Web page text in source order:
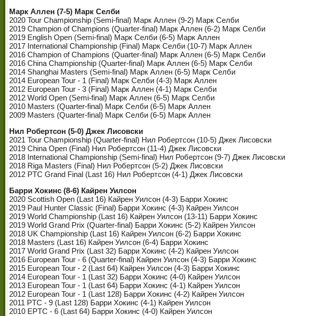
Марк Аллен (7-5) Марк Селби
2020 Tour Championship (Semi-final) Марк Аллен (9-2) Марк Селби
2019 Champion of Champions (Quarter-final) Марк Аллен (6-2) Марк Селби
2019 English Open (Semi-final) Марк Селби (6-5) Марк Аллен
2017 International Championship (Final) Марк Селби (10-7) Марк Аллен
2016 Champion of Champions (Quarter-final) Марк Аллен (6-5) Марк Селби
2016 China Championship (Quarter-final) Марк Аллен (6-5) Марк Селби
2014 Shanghai Masters (Semi-final) Марк Аллен (6-5) Марк Селби
2014 European Tour - 1 (Final) Марк Селби (4-3) Марк Аллен
2012 European Tour - 3 (Final) Марк Аллен (4-1) Марк Селби
2012 World Open (Semi-final) Марк Аллен (6-5) Марк Селби
2010 Masters (Quarter-final) Марк Селби (6-5) Марк Аллен
2009 Masters (Quarter-final) Марк Селби (6-5) Марк Аллен
Нил Робертсон (5-0) Джек Лисовски
2021 Tour Championship (Quarter-final) Нил Робертсон (10-5) Джек Лисовски
2019 China Open (Final) Нил Робертсон (11-4) Джек Лисовски
2018 International Championship (Semi-final) Нил Робертсон (9-7) Джек Лисовски
2018 Riga Masters (Final) Нил Робертсон (5-2) Джек Лисовски
2012 PTC Grand Final (Last 16) Нил Робертсон (4-1) Джек Лисовски
Барри Хокинс (8-6) Кайрен Уилсон
2020 Scottish Open (Last 16) Кайрен Уилсон (4-3) Барри Хокинс
2019 Paul Hunter Classic (Final) Барри Хокинс (4-3) Кайрен Уилсон
2019 World Championship (Last 16) Кайрен Уилсон (13-11) Барри Хокинс
2019 World Grand Prix (Quarter-final) Барри Хокинс (5-2) Кайрен Уилсон
2018 UK Championship (Last 16) Кайрен Уилсон (6-2) Барри Хокинс
2018 Masters (Last 16) Кайрен Уилсон (6-4) Барри Хокинс
2017 World Grand Prix (Last 32) Барри Хокинс (4-2) Кайрен Уилсон
2016 European Tour - 6 (Quarter-final) Кайрен Уилсон (4-3) Барри Хокинс
2015 European Tour - 2 (Last 64) Кайрен Уилсон (4-3) Барри Хокинс
2014 European Tour - 1 (Last 32) Барри Хокинс (4-0) Кайрен Уилсон
2013 European Tour - 1 (Last 64) Барри Хокинс (4-1) Кайрен Уилсон
2012 European Tour - 1 (Last 128) Барри Хокинс (4-2) Кайрен Уилсон
2011 PTC - 9 (Last 128) Барри Хокинс (4-1) Кайрен Уилсон
2010 EPTC - 6 (Last 64) Барри Хокинс (4-0) Кайрен Уилсон